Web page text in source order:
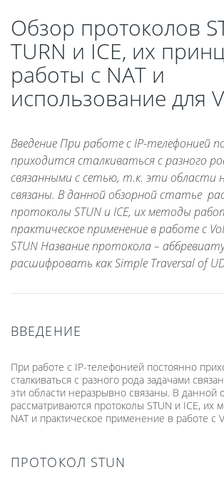
Обзор протоколов
TURN и ICE, их
работы с NAT и
использование для
Введение При работе с IP-телефонией
приходится сталкиваться с разного
связанными с сетью, т.к. эти области
связаны. В данной обзорной статье
протоколы STUN и ICE, их методы
практическое применение в работе с
STUN Название протокола –
расшифровать как Simple Traversal of
ВВЕДЕНИЕ
При работе с IP-телефонией постоянно
сталкиваться с разного рода задачами
эти области неразрывно связаны. В данной
рассматриваются протоколы STUN и ICE, их
NAT и практическое применение в работе с
ПРОТОКОЛ STUN